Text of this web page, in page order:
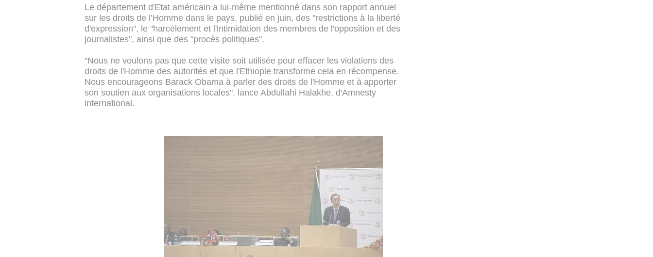
Le département d'Etat américain a lui-même mentionné dans son rapport annuel
sur les droits de l’Homme dans le pays, publié en juin, des "restrictions à la liberté
d'expression", le "harcèlement et l'intimidation des membres de l'opposition et des
journalistes", ainsi que des "procès politiques".
"Nous ne voulons pas que cette visite soit utilisée pour effacer les violations des
droits de l'Homme des autorités et que l'Ethiopie transforme cela en récompense.
Nous encourageons Barack Obama à parler des droits de l'Homme et à apporter
son soutien aux organisations locales", lance Abdullahi Halakhe, d'Amnesty
international.